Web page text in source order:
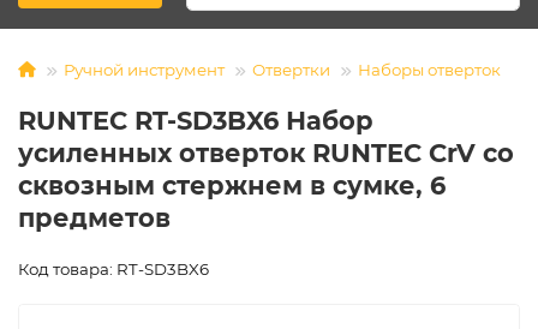
Ручной инструмент Отвертки Наборы отверток
RUNTEC RT-SD3BX6 Набор
усиленных отверток RUNTEC CrV со
сквозным стержнем в сумке, 6
предметов
Код товара: RT-SD3BX6